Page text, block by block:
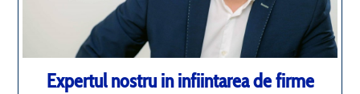
Expertul nostru in infiintarea de firme